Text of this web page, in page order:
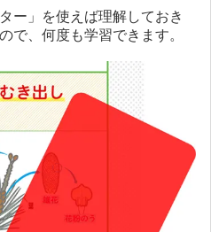
ー」を使えば理解しておき
で、何度も学習できます。